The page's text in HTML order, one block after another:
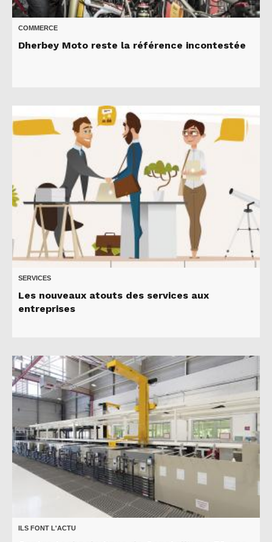
COMMERCE
Dherbey Moto reste la référence incontestée
SERVICES
Les nouveaux atouts des services aux
entreprises
ILS FONT L'ACTU